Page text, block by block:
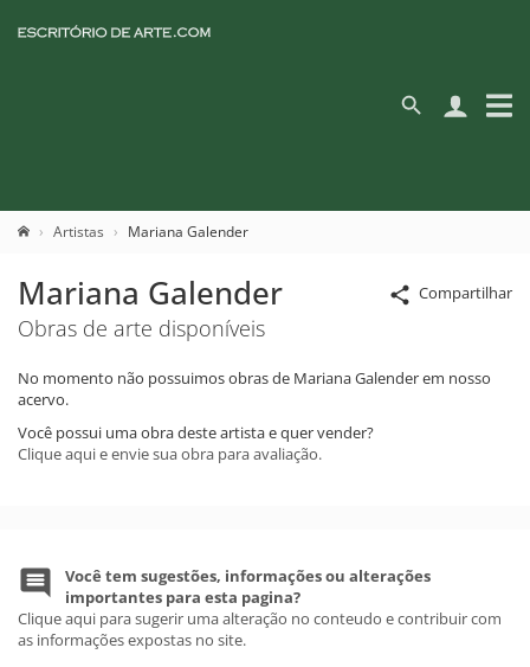
Artistas Mariana Galender
Compartilhar
Mariana Galender
Obras de arte disponíveis
No momento não possuimos obras de Mariana Galender em nosso
acervo.
Você possui uma obra deste artista e quer vender?
Clique aqui e envie sua obra para avaliação.
Você tem sugestões, informações ou alterações
importantes para esta pagina?
Clique aqui para sugerir uma alteração no conteudo e contribuir com
as informações expostas no site.